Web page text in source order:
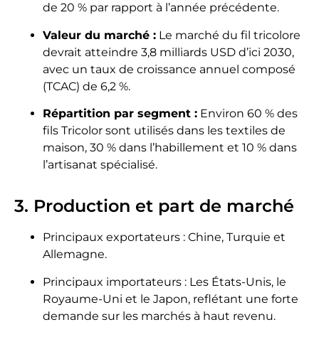
de 20 % par rapport à l’année précédente.
Valeur du marché : Le marché du fil tricolore
devrait atteindre 3,8 milliards USD d’ici 2030,
avec un taux de croissance annuel composé
(TCAC) de 6,2 %.
Répartition par segment : Environ 60 % des
fils Tricolor sont utilisés dans les textiles de
maison, 30 % dans l’habillement et 10 % dans
l’artisanat spécialisé.
3. Production et part de marché
Principaux exportateurs : Chine, Turquie et
Allemagne.
Principaux importateurs : Les États-Unis, le
Royaume-Uni et le Japon, reflétant une forte
demande sur les marchés à haut revenu.